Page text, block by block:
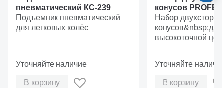
пневматический КС-239
Подъемник пневматический
для легковых колёс
Уточняйте наличие
В корзину
конусов
Набор
конусов&nbsp;для
высокоточной
Уточняйте
В корзину